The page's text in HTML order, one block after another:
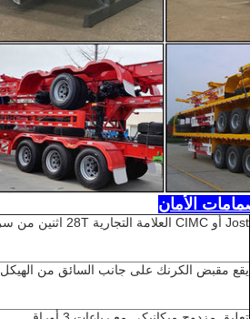
Jost أو CIMC العلامة التجارية 28T اثنين من سرعات جهاز الهبوط التلسكوبي اليدوي
يقع مقبض الكرنك على جانب السائق من الهيكل.